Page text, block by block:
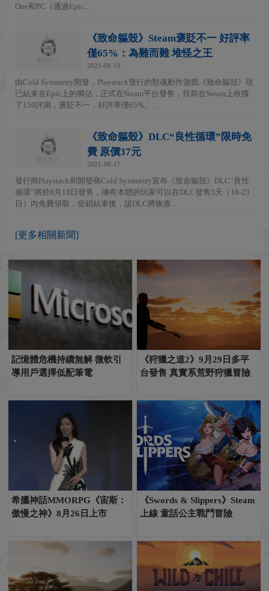
One和PC（通過Epic...
《致命軀殼》Steam褒貶不一 好評率
僅65%：為難而難 堆怪之王
2021-08-19
由Cold Symmetry開發，Playstack發行的類魂動作遊戲《致命軀殼》現
已結束在Epic上的獨佔，正式在Steam平台發售，目前在Steam上收獲
了150評測，褒貶不一，好評率僅65%。 ...
《致命軀殼》DLC“良性循環”限時免
費 原價37元
2021-08-17
發行商Playstack和開發商Cold Symmetry宣布《致命軀殼》DLC“良性
循環”將於8月18日發售，擁有本體的玩家可以在DLC發售5天（18-23
日）內免費領取，促銷結束後，該DLC將恢復...
[更多相關新聞]
記憶體危機持續無解 微軟引
導用戶選擇低配筆電
《狩獵之道2》9月29日多平
台發售 真實系荒野狩獵冒險
希臘神話MMORPG《宙斯：
傲慢之神》8月26日上市
《Swords & Slippers》Steam
上線 童話公主戰鬥冒險